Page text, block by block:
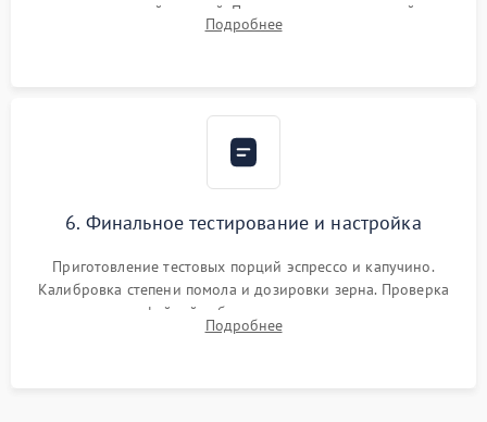
силиконовой смазкой. Проведение программной
декальцинации и очистки системы от кофейных масел.
Подробнее
6. Финальное тестирование и настройка
Приготовление тестовых порций эспрессо и капучино.
Калибровка степени помола и дозировки зерна. Проверка
плотности кофейной таблетки, температуры напитка и
качества молочной пены. Контроль отсутствия посторонних
Подробнее